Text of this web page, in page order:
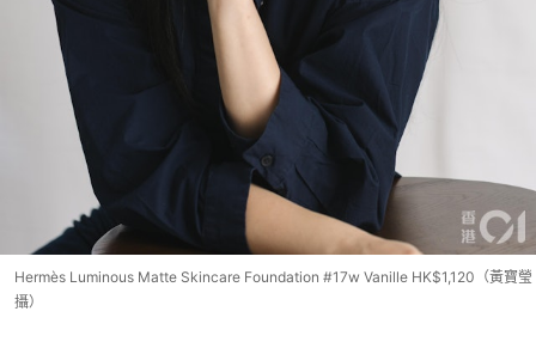
Hermès Luminous Matte Skincare Foundation #17w Vanille HK$1,120（黃寶瑩
攝）